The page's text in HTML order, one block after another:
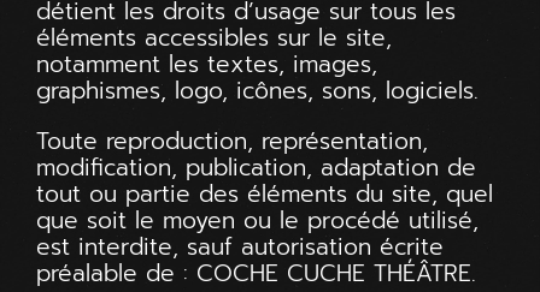
détient les droits d’usage sur tous les
éléments accessibles sur le site,
notamment les textes, images,
graphismes, logo, icônes, sons, logiciels.
Toute reproduction, représentation,
modification, publication, adaptation de
tout ou partie des éléments du site, quel
que soit le moyen ou le procédé utilisé,
est interdite, sauf autorisation écrite
préalable de : COCHE CUCHE THÉÂTRE.